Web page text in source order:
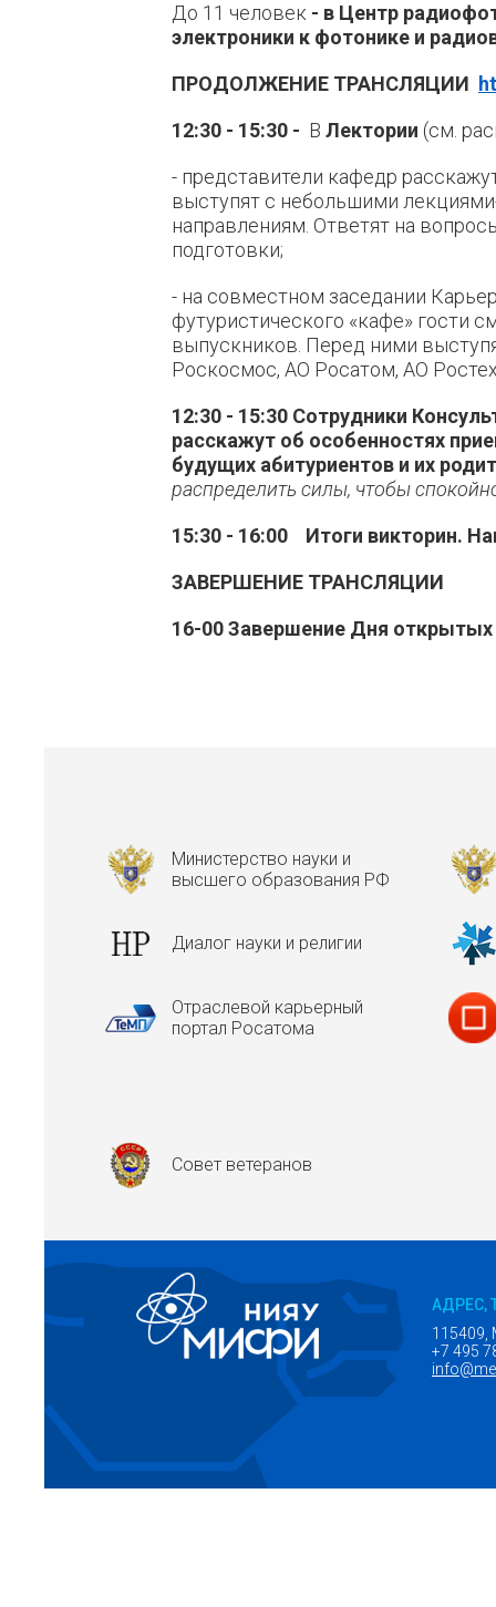
До 11 человек - в Центр
электроники к фотонике и
ПРОДОЛЖЕНИЕ ТРАНСЛЯЦИИ
12:30 - 15:30 - В Лектории (см.
- представители кафедр
выступят с небольшими
направлениям. Ответят на
подготовки;
- на совместном заседании
футуристического «кафе» гости
выпускников. Перед ними
Роскосмос, АО Росатом, АО
12:30 - 15:30 Сотрудники
расскажут об особенностях
будущих абитуриентов и их
распределить силы, чтобы
15:30 - 16:00 Итоги викторин.
ЗАВЕРШЕНИЕ ТРАНСЛЯЦИИ
16-00 Завершение Дня
Министерство науки и
высшего образования РФ
Диалог науки и религии
Отраслевой карьерный
портал Росатома
Совет ветеранов
АДРЕС,
115409,
+7 495